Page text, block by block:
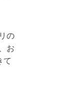
の
お
て